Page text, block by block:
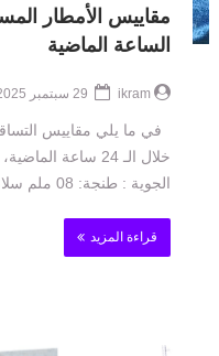
الساعة الماضية
ikram
في ما يلي مقاييس
خلال الـ 24 ساعة
الجوية : طنجة: 08 ملم سلا،...
قراءة المزيد